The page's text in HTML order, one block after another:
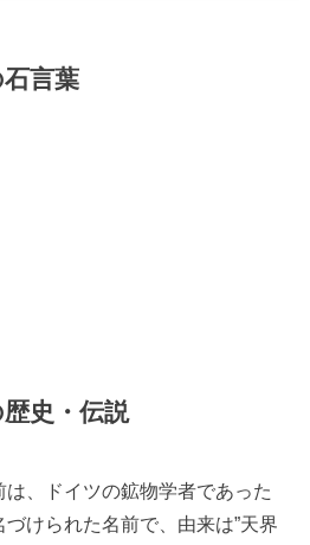
言葉
史・伝説
、ドイツの鉱物学者であった
けられた名前で、由来は”天界